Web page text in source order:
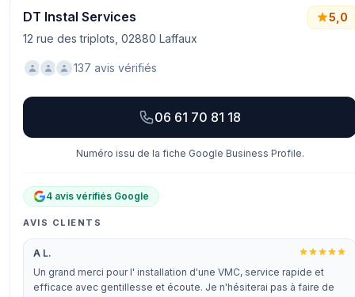
DT Instal Services
12 rue des triplots, 02880 Laffaux
5,0
137 avis vérifiés
06 61 70 81 18
Numéro issu de la fiche Google Business Profile.
4 avis vérifiés Google
AVIS CLIENTS
A L.
Un grand merci pour l' installation d'une VMC, service rapide et
efficace avec gentillesse et écoute. Je n'hésiterai pas à faire de